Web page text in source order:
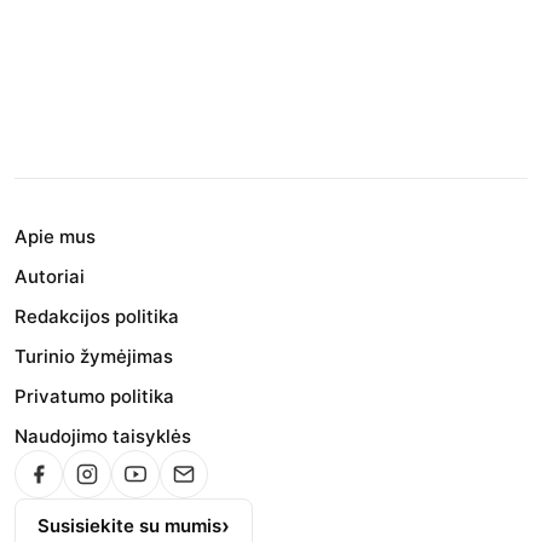
Apie mus
Autoriai
Redakcijos politika
Turinio žymėjimas
Privatumo politika
Naudojimo taisyklės
Susisiekite su mumis